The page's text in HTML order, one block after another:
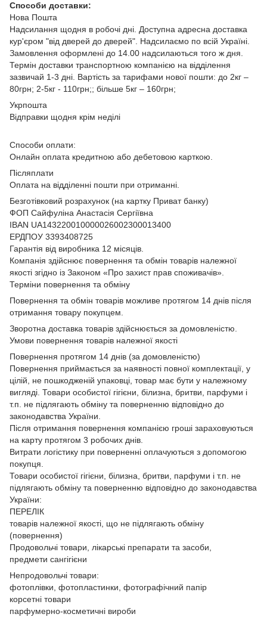
Способи доставки:
Нова Пошта
Надсилання щодня в робочі дні. Доступна адресна доставка
кур'єром "від дверей до дверей". Надсилаємо по всій Україні.
Замовлення оформлені до 14.00 надсилаються того ж дня.
Термін доставки транспортною компанією на відділення
зазвичай 1-3 дні. Вартість за тарифами нової пошти: до 2кг –
80грн; 2-5кг - 110грн;; більше 5кг – 160грн;
Укрпошта
Відправки щодня крім неділі
Способи оплати:
Онлайн оплата кредитною або дебетовою карткою.
Післяплати
Оплата на відділенні пошти при отриманні.
Безготівковий розрахунок (на картку Приват банку)
ФОП Сайфуліна Анастасія Сергіївна
IBAN UA143220010000026002300013400
ЕРДПОУ 3393408725
Гарантія від виробника 12 місяців.
Компанія здійснює повернення та обмін товарів належної
якості згідно із Законом «Про захист прав споживачів»
Терміни повернення та обміну
Повернення та обмін товарів можливе протягом 14 днів після
отримання товару покупцем.
Зворотна доставка товарів здійснюється за домовленістю.
Умови повернення товарів належної якості
Повернення протягом 14 днів (за домовленістю)
Повернення приймається за наявності повної комплектації, у
цілій, не пошкодженій упаковці, товар має бути у належному
вигляді. Товари особистої гігієни, білизна, бритви, парфуми і
т.п. не підлягають обміну та поверненню відповідно до
законодавства України.
Після отримання повернення компанією гроші зараховуються
на карту протягом 3 робочих днів.
Витрати логістику при поверненні оплачуються з допомогою
покупця.
Товари особистої гігієни, білизна, бритви, парфуми і т.п. не
підлягають обміну та поверненню відповідно до законодавства
України:
ПЕРЕЛІК
товарів належної якості, що не підлягають обміну
(повернення)
Продовольчі товари, лікарські препарати та засоби,
предмети сангігієни
Непродовольчі товари:
фотоплівки, фотопластинки, фотографічний папір
корсетні товари
парфумерно-косметичні вироби